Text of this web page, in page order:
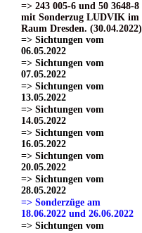
=> 243 005-6 und 50 3648-8
mit Sonderzug LUDVIK im
Raum Dresden. (30.04.2022)
=> Sichtungen vom
06.05.2022
=> Sichtungen vom
07.05.2022
=> Sichtungen vom
13.05.2022
=> Sichtungen vom
14.05.2022
=> Sichtungen vom
16.05.2022
=> Sichtungen vom
20.05.2022
=> Sichtungen vom
28.05.2022
=> Sonderzüge am
18.06.2022 und 26.06.2022
=> Sichtungen vom